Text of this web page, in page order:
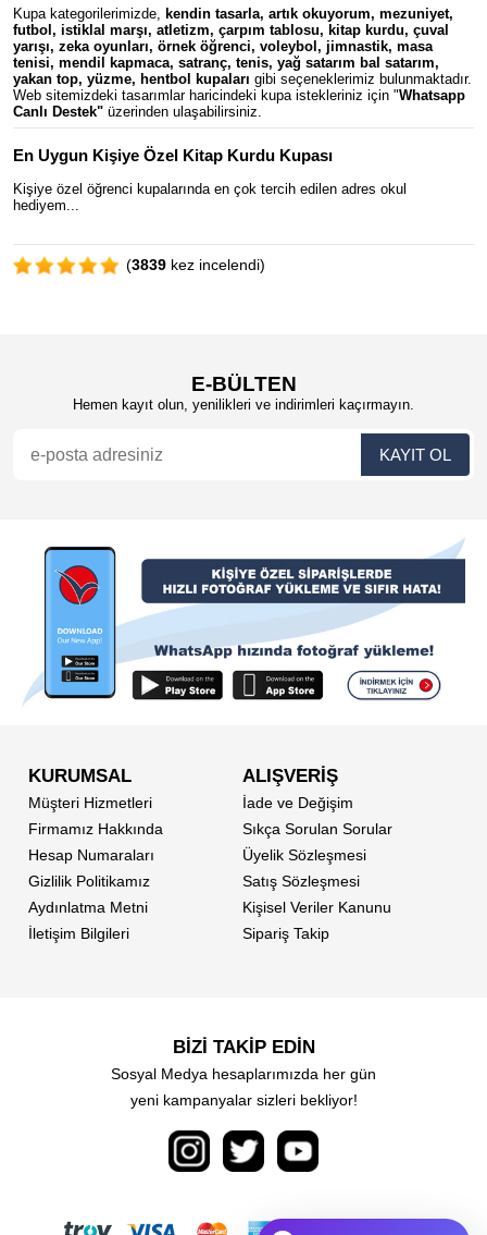
Kupa kategorilerimizde, kendin tasarla, artık okuyorum, mezuniyet,
futbol , istiklal marşı, atletizm, çarpım tablosu, kitap kurdu, çuval
yarışı, zeka oyunları, örnek öğrenci, voleybol , jimnastik, masa
tenisi, mendil kapmaca, satranç, tenis, yağ satarım bal satarım,
yakan top, yüzme, hentbol kupaları gibi seçeneklerimiz bulunmaktadır.
Web sitemizdeki tasarımlar haricindeki kupa istekleriniz için "Whatsapp
Canlı Destek" üzerinden ulaşabilirsiniz.
En Uygun Kişiye Özel Kitap Kurdu Kupası
Kişiye özel öğrenci kupalarında en çok tercih edilen adres okul
hediyem...
(3839 kez incelendi)
E-BÜLTEN
Hemen kayıt olun, yenilikleri ve indirimleri kaçırmayın.
KURUMSAL
Müşteri Hizmetleri
Firmamız Hakkında
Hesap Numaraları
Gizlilik Politikamız
Aydınlatma Metni
İletişim Bilgileri
ALIŞVERİŞ
İade ve Değişim
Sıkça Sorulan Sorular
Üyelik Sözleşmesi
Satış Sözleşmesi
Kişisel Veriler Kanunu
Sipariş Takip
BİZİ TAKİP EDİN
Sosyal Medya hesaplarımızda her gün
yeni kampanyalar sizleri bekliyor!